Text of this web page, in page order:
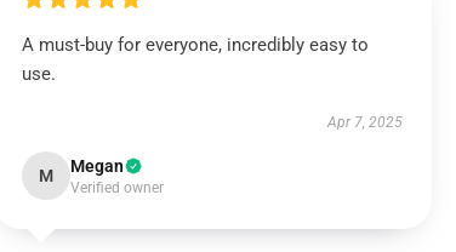
A must-buy for everyone, incredibly easy to
use.
Apr 7, 2025
M Megan
Verified owner